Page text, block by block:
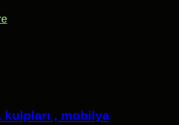
kulpları , mobilya